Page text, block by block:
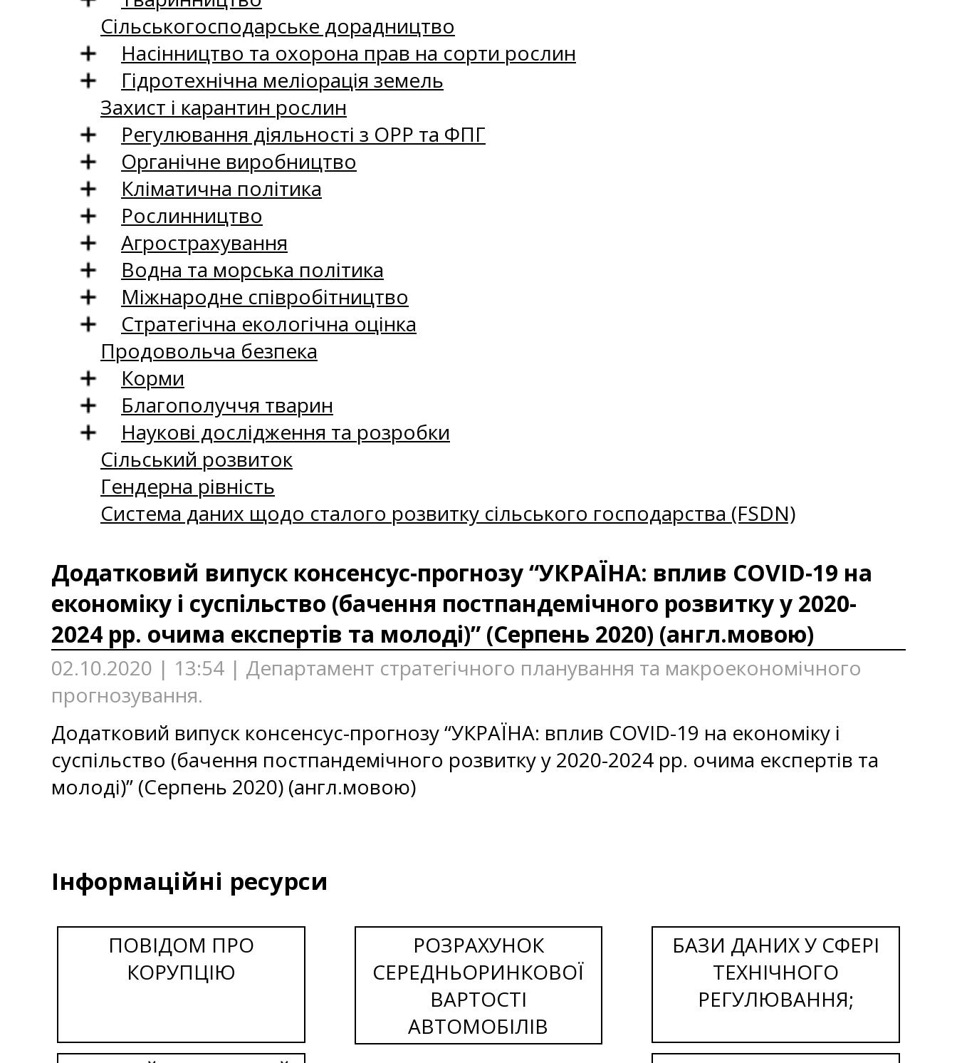
Сільськогосподарське дорадництво
Насінництво та охорона прав на сорти рослин
Гідротехнічна меліорація земель
Захист і карантин рослин
Регулювання діяльності з ОРР та ФПГ
Органічне виробництво
Кліматична політика
Рослинництво
Агрострахування
Водна та морська політика
Міжнародне співробітництво
Стратегічна екологічна оцінка
Продовольча безпека
Корми
Благополуччя тварин
Наукові дослідження та розробки
Сільський розвиток
Гендерна рівність
Система даних щодо сталого розвитку сільського господарства (FSDN)
Додатковий випуск консенсус-прогнозу “УКРАЇНА: вплив COVID-19 на
економіку і суспільство (бачення постпандемічного розвитку у 2020-
2024 рр. очима експертів та молоді)” (Серпень 2020) (англ.мовою)
02.10.2020 | 13:54 | Департамент стратегічного планування та макроекономічного
прогнозування.
Додатковий випуск консенсус-прогнозу “УКРАЇНА: вплив COVID-19 на економіку і
суспільство (бачення постпандемічного розвитку у 2020-2024 рр. очима експертів та
молоді)” (Серпень 2020) (англ.мовою)
Інформаційні ресурси
ПОВІДОМ ПРО
КОРУПЦІЮ
РОЗРАХУНОК
СЕРЕДНЬОРИНКОВОЇ
ВАРТОСТІ
АВТОМОБІЛІВ
БАЗИ ДАНИХ У СФЕРІ
ТЕХНІЧНОГО
РЕГУЛЮВАННЯ;